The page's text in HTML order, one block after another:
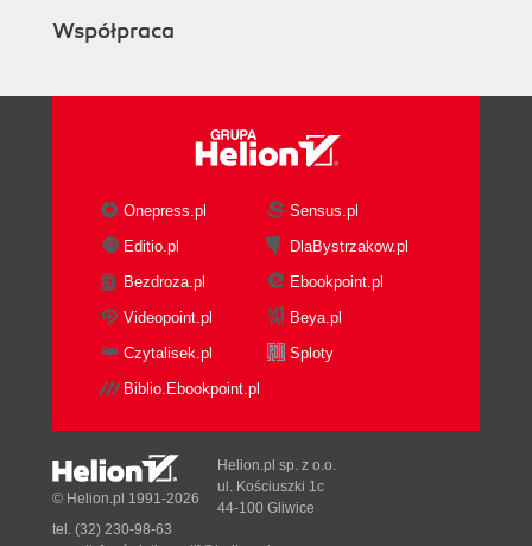
Współpraca
Onepress.pl
Sensus.pl
Editio.pl
DlaBystrzakow.pl
Bezdroza.pl
Ebookpoint.pl
Videopoint.pl
Beya.pl
Czytalisek.pl
Sploty
Biblio.Ebookpoint.pl
© Helion.pl 1991-2026
Helion.pl sp. z o.o.
ul. Kościuszki 1c
44-100 Gliwice
tel. (32) 230-98-63